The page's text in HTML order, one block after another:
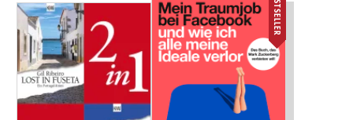
BESTSELLER